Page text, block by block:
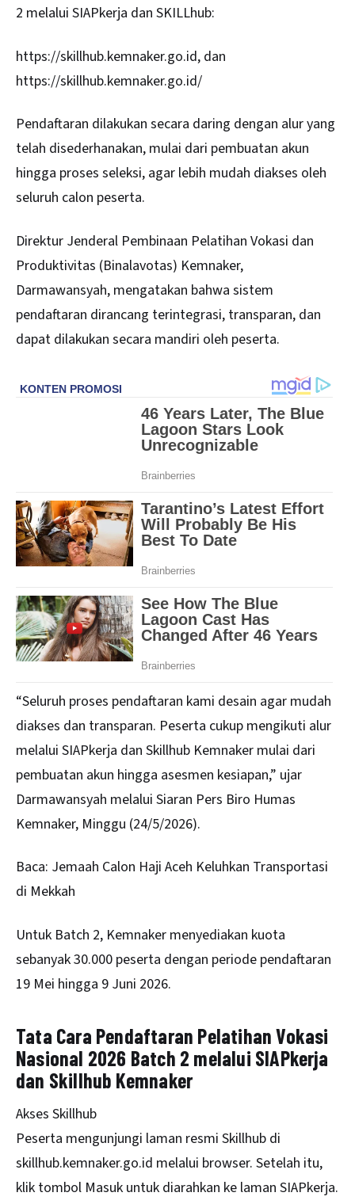
2 melalui SIAPkerja dan SKILLhub:
https://skillhub.kemnaker.go.id, dan
https://skillhub.kemnaker.go.id/
Pendaftaran dilakukan secara daring dengan alur yang
telah disederhanakan, mulai dari pembuatan akun
hingga proses seleksi, agar lebih mudah diakses oleh
seluruh calon peserta.
Direktur Jenderal Pembinaan Pelatihan Vokasi dan
Produktivitas (Binalavotas) Kemnaker,
Darmawansyah, mengatakan bahwa sistem
pendaftaran dirancang terintegrasi, transparan, dan
dapat dilakukan secara mandiri oleh peserta.
“Seluruh proses pendaftaran kami desain agar mudah
diakses dan transparan. Peserta cukup mengikuti alur
melalui SIAPkerja dan Skillhub Kemnaker mulai dari
pembuatan akun hingga asesmen kesiapan,” ujar
Darmawansyah melalui Siaran Pers Biro Humas
Kemnaker, Minggu (24/5/2026).
Baca: Jemaah Calon Haji Aceh Keluhkan Transportasi
di Mekkah
Untuk Batch 2, Kemnaker menyediakan kuota
sebanyak 30.000 peserta dengan periode pendaftaran
19 Mei hingga 9 Juni 2026.
Tata Cara Pendaftaran Pelatihan Vokasi
Nasional 2026 Batch 2 melalui SIAPkerja
dan Skillhub Kemnaker
Akses Skillhub
Peserta mengunjungi laman resmi Skillhub di
skillhub.kemnaker.go.id melalui browser. Setelah itu,
klik tombol Masuk untuk diarahkan ke laman SIAPkerja.